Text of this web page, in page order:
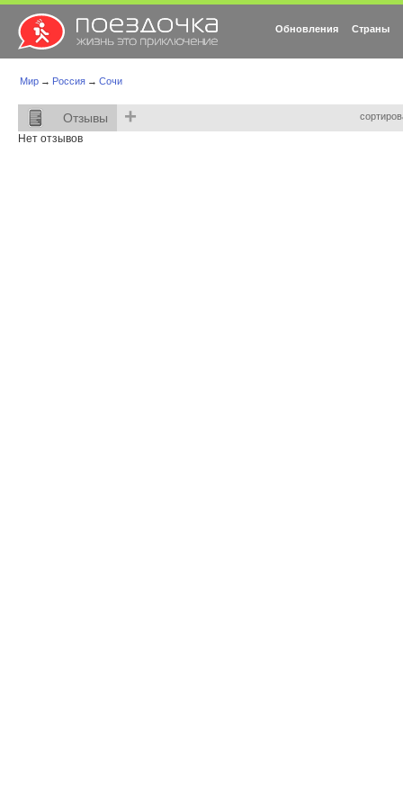
Обновления Страны
Мир → Россия → Сочи
Отзывы +
Нет отзывов